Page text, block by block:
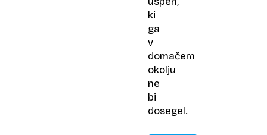
ki
ga
v
domačem
okolju
ne
bi
dosegel.